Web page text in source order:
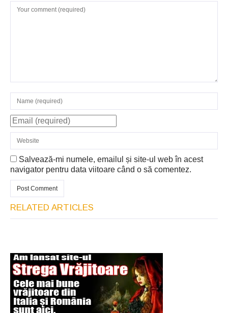
Salvează-mi numele, emailul și site-ul web în acest
navigator pentru data viitoare când o să comentez.
RELATED ARTICLES